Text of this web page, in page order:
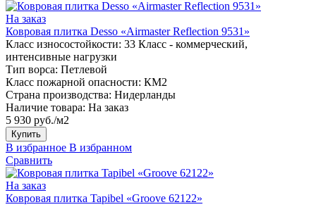
На заказ
Ковровая плитка Desso «Airmaster Reflection 9531»
Класс износостойкости: 33 Класс - коммерческий,
интенсивные нагрузки
Тип ворса: Петлевой
Класс пожарной опасности: КМ2
Страна производства: Нидерланды
Наличие товара: На заказ
5 930 руб./м2
Купить
В избранное В избранном
Сравнить
На заказ
Ковровая плитка Tapibel «Groove 62122»